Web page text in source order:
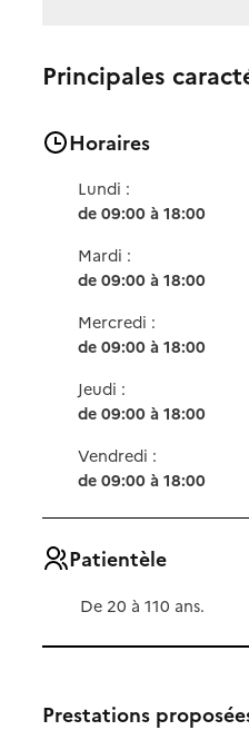
Principales
Horaires
Lundi :
de 09:00 à 18:00
Mardi :
de 09:00 à 18:00
Mercredi :
de 09:00 à 18:00
Jeudi :
de 09:00 à 18:00
Vendredi :
de 09:00 à 18:00
Patientèle
De 20 à 110 ans.
Prestations